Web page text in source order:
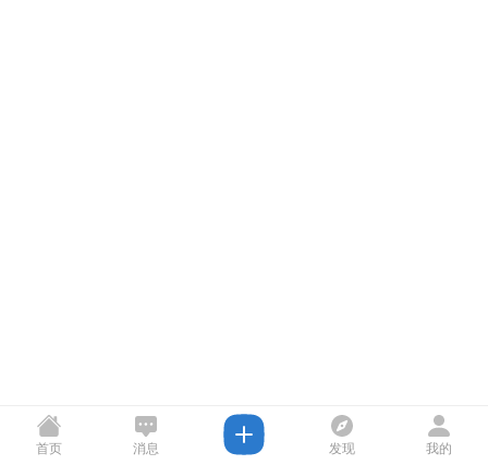
首页 消息 发现 我的